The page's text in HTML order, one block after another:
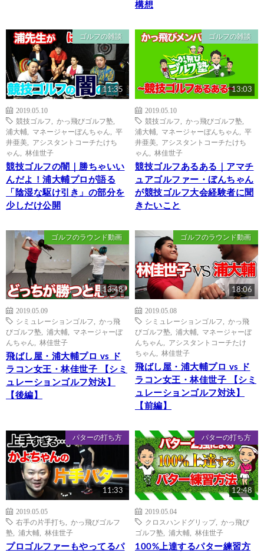
構想
ゴルフの雑談
11:35
2019.05.10
競技ゴルフ
かっ飛びゴルフ塾
浦大輔
マネージャーぼんちゃん
平
井亜美
アシスタントコーチたけち
ゃん
林佳世子
競技ゴルフの闇｜勝ちゃいい
んだよ！浦大輔プロが語る
「陰湿な駆け引き」の部分を
少しだけ公開
ゴルフの雑談
13:03
2019.05.10
競技ゴルフ
かっ飛びゴルフ塾
浦大輔
マネージャーぼんちゃん
平
井亜美
アシスタントコーチたけち
ゃん
林佳世子
競技ゴルフあるある｜アマチ
ュアゴルファー・ぼんちゃん
が競技ゴルフ大会経験者に聞
きたいこと
ゴルフのラウンド動画
13:48
2019.05.09
シミュレーションゴルフ
かっ飛
びゴルフ塾
浦大輔
マネージャーぼ
んちゃん
林佳世子
飛ばし屋・浦大輔プロ vs ド
ラコン女王・林佳世子 【シミ
ュレーションゴルフ対決】
【後編】
ゴルフのラウンド動画
18:06
2019.05.08
シミュレーションゴルフ
かっ飛
びゴルフ塾
浦大輔
マネージャーぼ
んちゃん
アシスタントコーチたけ
ちゃん
林佳世子
飛ばし屋・浦大輔プロ vs ド
ラコン女王・林佳世子 【シミ
ュレーションゴルフ対決】
【前編】
パターの打ち方
11:33
2019.05.05
右手の片手打ち
かっ飛びゴルフ
塾
浦大輔 林佳世子
プロゴルファーもやってるパ
パターの打ち方
12:48
2019.05.04
クロスハンドグリップ, かっ飛び
ゴルフ塾
浦大輔 林佳世子
100%上達するパター練習方